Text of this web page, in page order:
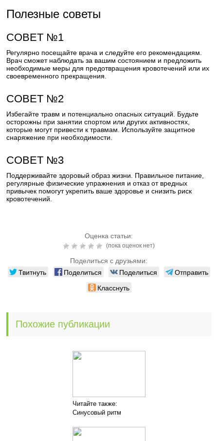
Полезные советы
СОВЕТ №1
Регулярно посещайте врача и следуйте его рекомендациям.
Врач сможет наблюдать за вашим состоянием и предложить
необходимые меры для предотвращения кровотечений или их
своевременного прекращения.
СОВЕТ №2
Избегайте травм и потенциально опасных ситуаций. Будьте
осторожны при занятии спортом или других активностях,
которые могут привести к травмам. Используйте защитное
снаряжение при необходимости.
СОВЕТ №3
Поддерживайте здоровый образ жизни. Правильное питание,
регулярные физические упражнения и отказ от вредных
привычек помогут укрепить ваше здоровье и снизить риск
кровотечений.
Оценка статьи:
(пока оценок нет)
Поделиться с друзьями:
Твитнуть Поделиться Поделиться
Отправить
Класснуть
Похожие публикации
Читайте также:
Синусовый ритм